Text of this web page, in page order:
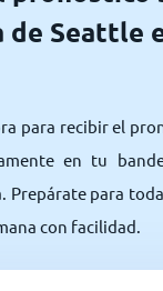
de Seattle
para recibir el
en tu
para
con facilidad.